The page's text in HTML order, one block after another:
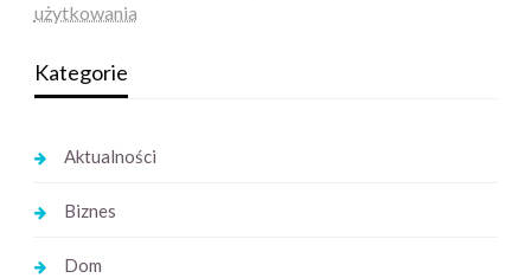
użytkowania
Kategorie
Aktualności
Biznes
Dom